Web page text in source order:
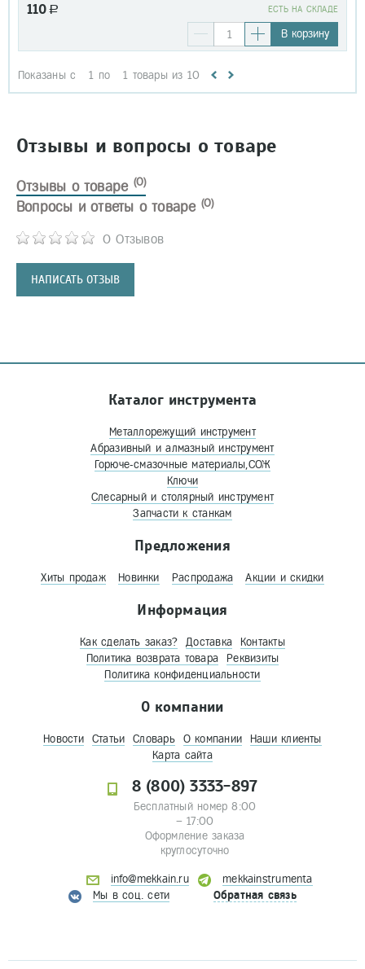
110 a EСТЬ НА СКЛАДЕ
В корзину
Показаны с 1 по 1 товары из 10
Отзывы и вопросы о товаре
Отзывы о товаре (0)
0 Отзывов
НАПИСАТЬ ОТЗЫВ
Вопросы и ответы о товаре (0)
Каталог инструмента
Металлорежущий инструмент
Абразивный и алмазный инструмент
Горюче-смазочные материалы,СОЖ
Ключи
Слесарный и столярный инструмент
Запчасти к станкам
Предложения
Хиты продаж Новинки Распродажа Акции и скидки
Информация
Как сделать заказ? Доставка
Контакты
Политика возврата товара
Реквизиты
Политика конфиденциальности
О компании
Новости Статьи Словарь О компании
Наши клиенты
Карта сайта
8 (800) 3333-897
Бесплатный номер 8:00
– 17:00
Оформление заказа
круглосуточно
info@mekkain.ru
mekkainstrumenta
Мы в соц. сети
Обратная связь